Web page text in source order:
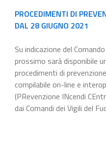
PROCEDIMENTI DI
DAL 28 GIUGNO 2021
Su indicazione del
prossimo sarà disponibile
procedimenti di
compilabile on-line e
(PRevenzione INcendi
dai Comandi dei Vigili del